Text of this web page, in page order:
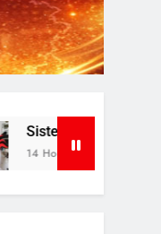
Masih Siaga,